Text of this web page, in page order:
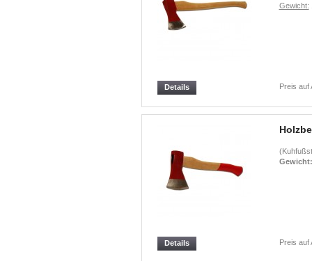
Gewicht:
Preis auf
Details
Gewicht:
Preis auf
Details